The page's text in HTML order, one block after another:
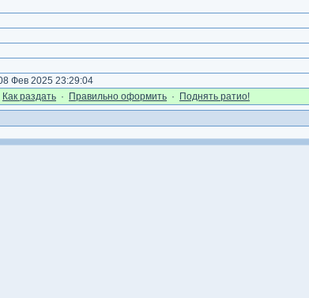
Фев 2025 23:29:04
Как раздать · Правильно оформить · Поднять ратио!